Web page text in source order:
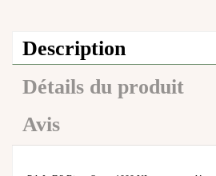
Description
Détails du produit
Avis